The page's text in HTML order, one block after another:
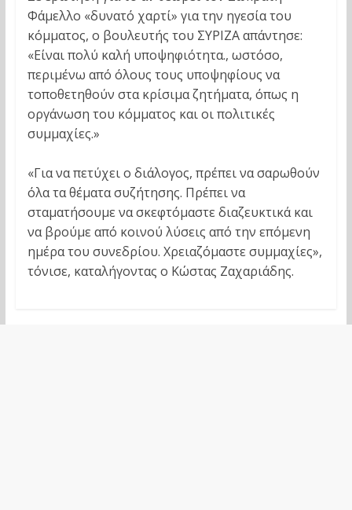
Φάμελλο «δυνατό χαρτί» για την ηγεσία του
κόμματος, ο βουλευτής του ΣΥΡΙΖΑ απάντησε:
«Είναι πολύ καλή υποψηφιότητα., ωστόσο,
περιμένω από όλους τους υποψηφίους να
τοποθετηθούν στα κρίσιμα ζητήματα, όπως η
οργάνωση του κόμματος και οι πολιτικές
συμμαχίες.»
«Για να πετύχει ο διάλογος, πρέπει να σαρωθούν
όλα τα θέματα συζήτησης. Πρέπει να
σταματήσουμε να σκεφτόμαστε διαζευκτικά και
να βρούμε από κοινού λύσεις από την επόμενη
ημέρα του συνεδρίου. Χρειαζόμαστε συμμαχίες»,
τόνισε, καταλήγοντας ο Κώστας Ζαχαριάδης.